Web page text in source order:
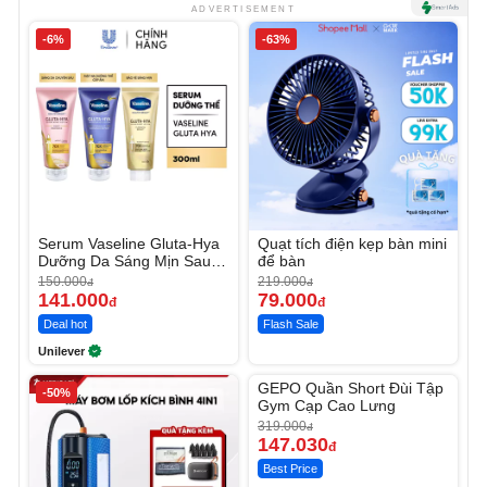
ADVERTISEMENT
-6%
Serum Vaseline Gluta-Hya
Dưỡng Da Sáng Mịn Sau 7
Ngày
150.000đ
141.000đ
Deal hot
Unilever
-63%
Quạt tích điện kẹp bàn mini
để bàn
219.000đ
79.000đ
Flash Sale
-50% -53%
GEPO Quần Short Đùi Tập
Gym Cạp Cao Lưng
319.000đ
147.030đ
Best Price